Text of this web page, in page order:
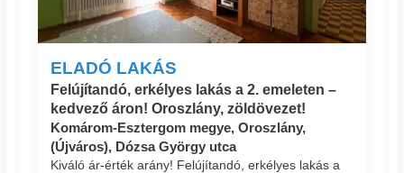
ELADÓ LAKÁS
Felújítandó, erkélyes lakás a 2. emeleten –
kedvező áron! Oroszlány, zöldövezet!
Komárom-Esztergom megye, Oroszlány,
(Újváros), Dózsa György utca
Kiváló ár-érték arány! Felújítandó, erkélyes lakás a